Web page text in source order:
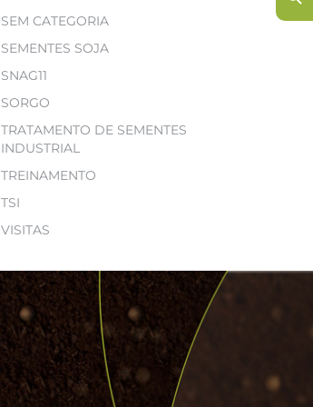
SEM CATEGORIA
SEMENTES SOJA
SNAG11
SORGO
TRATAMENTO DE SEMENTES
INDUSTRIAL
TREINAMENTO
TSI
VISITAS